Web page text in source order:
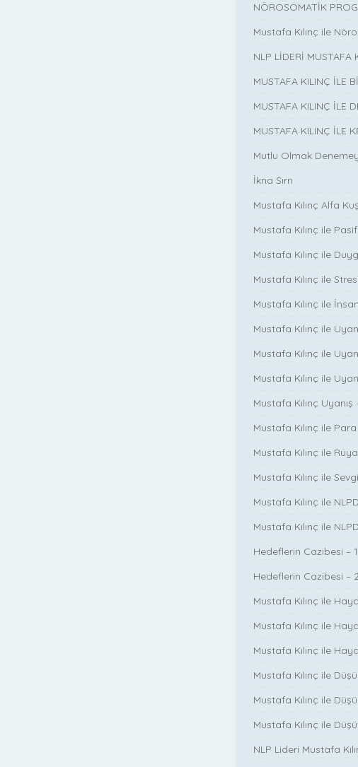
NÖROSOMATİK
Mustafa Kılınç ile
NLP LİDERİ MUSTAFA
MUSTAFA KILINÇ İLE
MUSTAFA KILINÇ İLE
MUSTAFA KILINÇ İLE
Mutlu Olmak
İkna Sırrı
Mustafa Kılınç Alfa
Mustafa Kılınç ile
Mustafa Kılınç ile
Mustafa Kılınç ile
Mustafa Kılınç ile
Mustafa Kılınç ile
Mustafa Kılınç ile
Mustafa Kılınç ile
Mustafa Kılınç Uyanış
Mustafa Kılınç ile Para
Mustafa Kılınç ile
Mustafa Kılınç ile Sevgi
Mustafa Kılınç ile
Mustafa Kılınç ile
Hedeflerin Cazibesi – 1
Hedeflerin Cazibesi – 2
Mustafa Kılınç ile
Mustafa Kılınç ile
Mustafa Kılınç ile
Mustafa Kılınç ile
Mustafa Kılınç ile
Mustafa Kılınç ile
NLP Lideri Mustafa